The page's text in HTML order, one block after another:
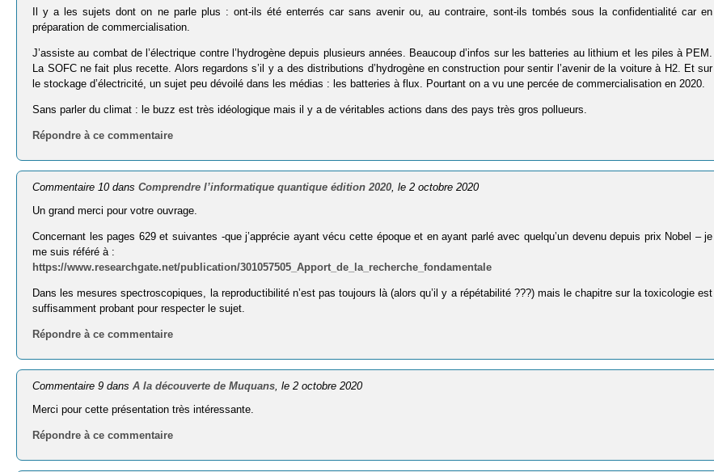
Il y a les sujets dont on ne parle plus : ont-ils été enterrés car sans avenir ou, au contraire, sont-ils tombés sous la confidentialité car en
préparation de commercialisation.
J’assiste au combat de l’électrique contre l’hydrogène depuis plusieurs années. Beaucoup d’infos sur les batteries au lithium et les piles à PEM.
La SOFC ne fait plus recette. Alors regardons s’il y a des distributions d’hydrogène en construction pour sentir l’avenir de la voiture à H2. Et sur
le stockage d’électricité, un sujet peu dévoilé dans les médias : les batteries à flux. Pourtant on a vu une percée de commercialisation en 2020.
Sans parler du climat : le buzz est très idéologique mais il y a de véritables actions dans des pays très gros pollueurs.
Répondre à ce commentaire
Commentaire 10 dansComprendre l’informatique quantique édition 2020 , le 2 octobre 2020
Un grand merci pour votre ouvrage.
Concernant les pages 629 et suivantes -que j’apprécie ayant vécu cette époque et en ayant parlé avec quelqu’un devenu depuis prix Nobel – je
me suis référé à :
https://www.researchgate.net/publication/301057505_Apport_de_la_recherche_fondamentale
Dans les mesures spectroscopiques, la reproductibilité n’est pas toujours là (alors qu’il y a répétabilité ???) mais le chapitre sur la toxicologie est
suffisamment probant pour respecter le sujet.
Répondre à ce commentaire
Commentaire 9 dansA la découverte de Muquans , le 2 octobre 2020
Merci pour cette présentation très intéressante.
Répondre à ce commentaire